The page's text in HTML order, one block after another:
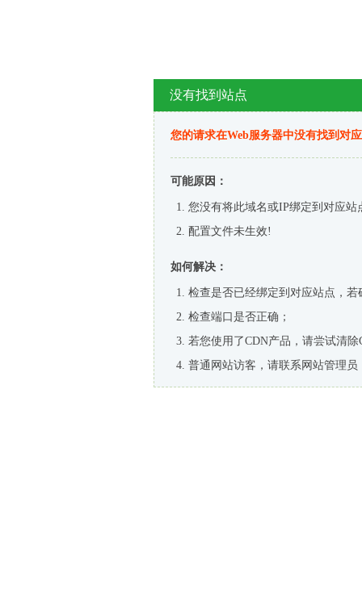
没有找到站点
您的请求在Web服务器中没有找到对
可能原因：
您没有将此域名或IP绑定到对应站
配置文件未生效!
如何解决：
检查是否已经绑定到对应站点，
检查端口是否正确；
若您使用了CDN产品，请尝试清除
普通网站访客，请联系网站管理员